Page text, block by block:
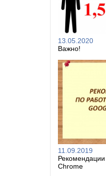
13.05.2020
Важно!
11.09.2019
Chrome